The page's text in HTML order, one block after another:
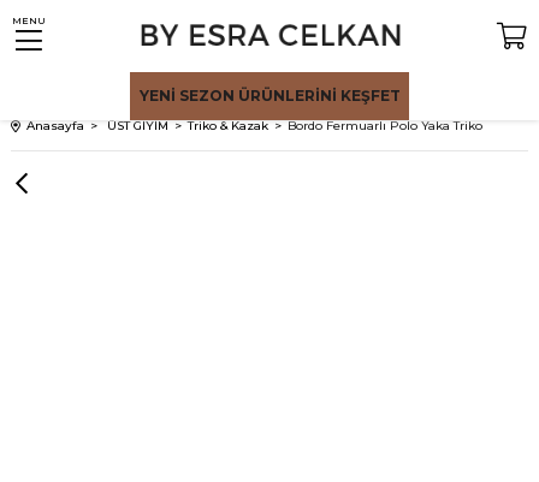
MENU
YENİ SEZON ÜRÜNLERİNİ KEŞFET
Anasayfa ÜST GİYİM Triko & Kazak Bordo Fermuarlı Polo Yaka Triko